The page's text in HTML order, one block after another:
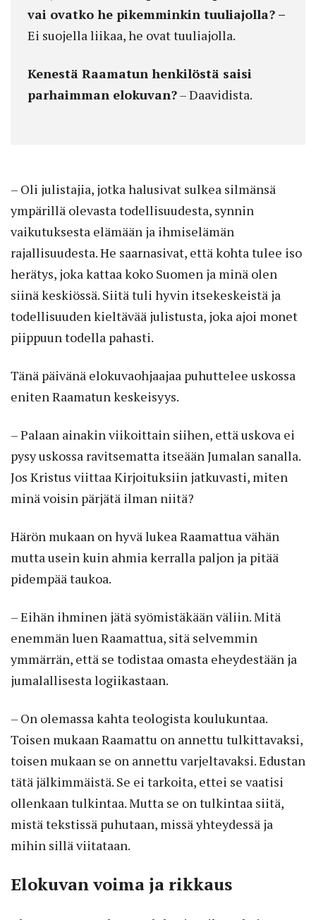
vai ovatko he pikemminkin tuuliajolla? –
Ei suojella liikaa, he ovat tuuliajolla.
Kenestä Raamatun henkilöstä saisi
parhaimman elokuvan?– Daavidista.
– Oli julistajia, jotka halusivat sulkea silmänsä
ympärillä olevasta todellisuudesta, synnin
vaikutuksesta elämään ja ihmiselämän
rajallisuudesta. He saarnasivat, että kohta tulee iso
herätys, joka kattaa koko Suomen ja minä olen
siinä keskiössä. Siitä tuli hyvin itsekeskeistä ja
todellisuuden kieltävää julistusta, joka ajoi monet
piippuun todella pahasti.
Tänä päivänä elokuvaohjaajaa puhuttelee uskossa
eniten Raamatun keskeisyys.
– Palaan ainakin viikoittain siihen, että uskova ei
pysy uskossa ravitsematta itseään Jumalan sanalla.
Jos Kristus viittaa Kirjoituksiin jatkuvasti, miten
minä voisin pärjätä ilman niitä?
Härön mukaan on hyvä lukea Raamattua vähän
mutta usein kuin ahmia kerralla paljon ja pitää
pidempää taukoa.
– Eihän ihminen jätä syömistäkään väliin. Mitä
enemmän luen Raamattua, sitä selvemmin
ymmärrän, että se todistaa omasta eheydestään ja
jumalallisesta logiikastaan.
– On olemassa kahta teologista koulukuntaa.
Toisen mukaan Raamattu on annettu tulkittavaksi,
toisen mukaan se on annettu varjeltavaksi. Edustan
tätä jälkimmäistä. Se ei tarkoita, ettei se vaatisi
ollenkaan tulkintaa. Mutta se on tulkintaa siitä,
mistä tekstissä puhutaan, missä yhteydessä ja
mihin sillä viitataan.
Elokuvan voima ja rikkaus